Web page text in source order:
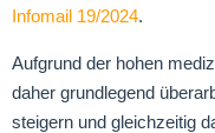
Infomail 19/2024.
Aufgrund der hohen
daher grundlegend
steigern und gleichzeitig